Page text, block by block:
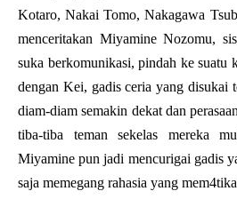
Kotaro, Nakai Tomo, Nakagawa
menceritakan Miyamine Nozomu,
suka berkomunikasi, pindah ke suatu
dengan Kei, gadis ceria yang disukai
diam-diam semakin dekat dan
tiba-tiba teman sekelas mereka
Miyamine pun jadi mencurigai gadis
saja memegang rahasia yang